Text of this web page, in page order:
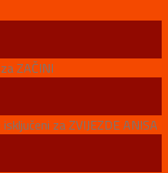
za ZAČINI
za ZVIJEZDE ANISA